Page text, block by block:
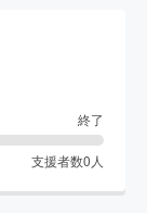
終了
支援者数0 人